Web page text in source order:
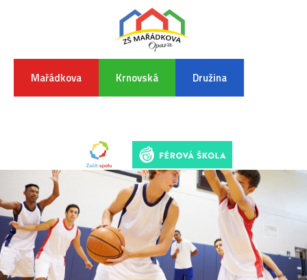
Mařádkova Krnovská Družina